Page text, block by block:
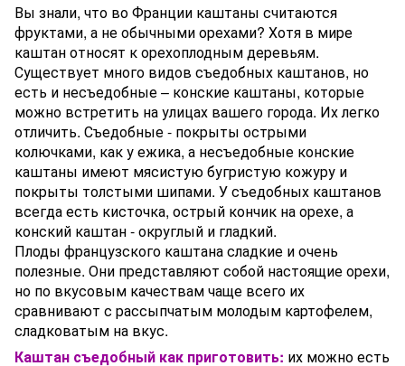
Вы знали, что во Франции каштаны считаются
фруктами, а не обычными орехами? Хотя в мире
каштан относят к орехоплодным деревьям.
Существует много видов съедобных каштанов, но
есть и несъедобные – конские каштаны, которые
можно встретить на улицах вашего города. Их легко
отличить. Съедобные - покрыты острыми
колючками, как у ежика, а несъедобные конские
каштаны имеют мясистую бугристую кожуру и
покрыты толстыми шипами. У съедобных каштанов
всегда есть кисточка, острый кончик на орехе, а
конский каштан - округлый и гладкий.
Плоды французского каштана сладкие и очень
полезные. Они представляют собой настоящие орехи,
но по вкусовым качествам чаще всего их
сравнивают с рассыпчатым молодым картофелем,
сладковатым на вкус.
Каштан съедобный как приготовить: их можно есть